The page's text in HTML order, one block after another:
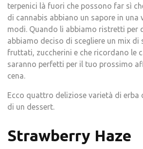
terpenici là fuori che possono far sì
di cannabis abbiano un sapore in una
modi. Quando li abbiamo ristretti per
abbiamo deciso di scegliere un mix di
fruttati, zuccherini e che ricordano le
saranno perfetti per il tuo prossimo
cena.
Ecco quattro deliziose varietà di erba
di un dessert.
Strawberry Haze